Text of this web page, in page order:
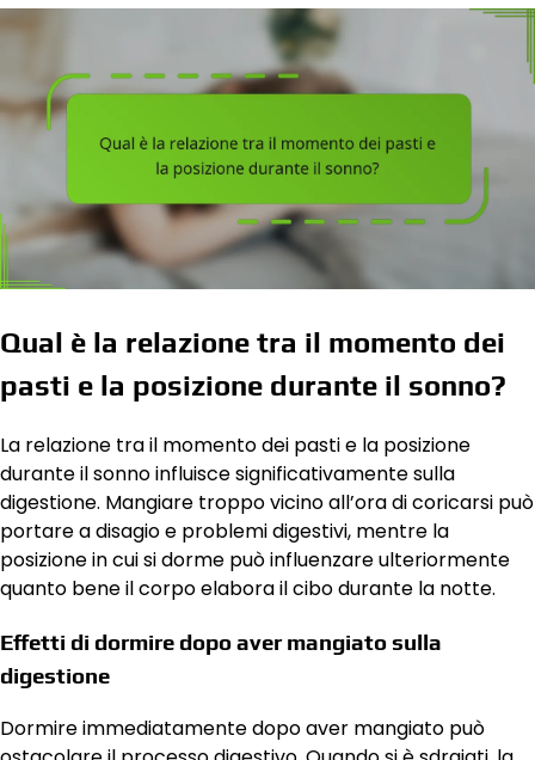
Qual è la relazione tra il momento dei
pasti e la posizione durante il sonno?
La relazione tra il momento dei pasti e la posizione
durante il sonno influisce significativamente sulla
digestione. Mangiare troppo vicino all’ora di coricarsi può
portare a disagio e problemi digestivi, mentre la
posizione in cui si dorme può influenzare ulteriormente
quanto bene il corpo elabora il cibo durante la notte.
Effetti di dormire dopo aver mangiato sulla
digestione
Dormire immediatamente dopo aver mangiato può